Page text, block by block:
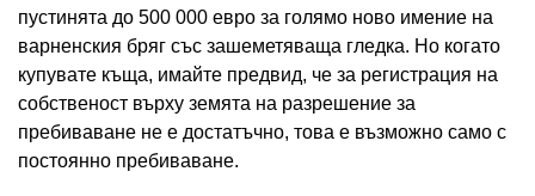
пустинята до 500 000 евро за голямо ново имение на
варненския бряг със зашеметяваща гледка. Но когато
купувате къща, имайте предвид, че за регистрация на
собственост върху земята на разрешение за
пребиваване не е достатъчно, това е възможно само с
постоянно пребиваване.